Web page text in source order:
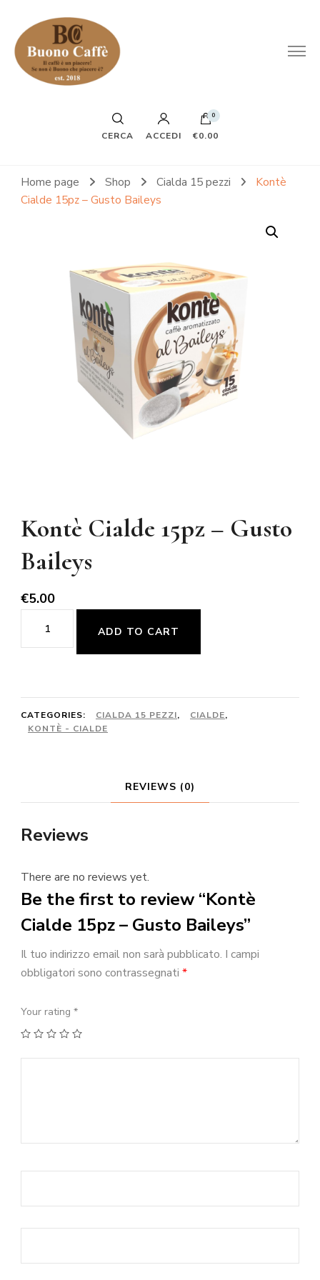
CERCA ACCEDI
0
€0.00
Home page Shop Cialda 15 pezzi
Kontè
Cialde 15pz – Gusto Baileys
Kontè Cialde 15pz – Gusto
Baileys
€5.00
Kontè
Cialde
Gusto
Baileys
ADD TO CART
CATEGORIES: CIALDA 15 PEZZI, CIALDE,
KONTÈ - CIALDE
REVIEWS (0)
Reviews
There are no reviews yet.
Be the first to review “Kontè
Cialde 15pz – Gusto Baileys”
Il tuo indirizzo email non sarà pubblicato. I campi
obbligatori sono contrassegnati *
Your rating *
1 2 3 4